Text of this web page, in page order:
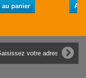
au panier